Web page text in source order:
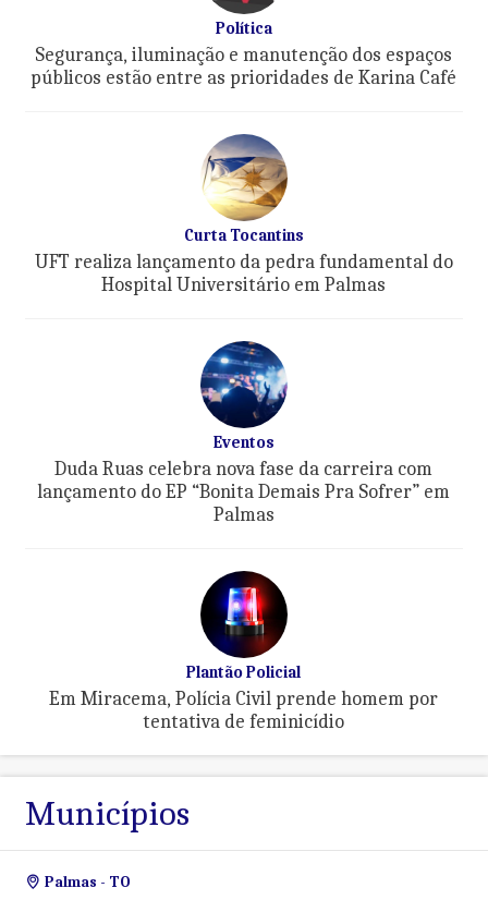
Política
Segurança, iluminação e manutenção dos espaços
públicos estão entre as prioridades de Karina Café
Curta Tocantins
UFT realiza lançamento da pedra fundamental do
Hospital Universitário em Palmas
Eventos
Duda Ruas celebra nova fase da carreira com
lançamento do EP “Bonita Demais Pra Sofrer” em
Palmas
Plantão Policial
Em Miracema, Polícia Civil prende homem por
tentativa de feminicídio
Municípios
Palmas - TO